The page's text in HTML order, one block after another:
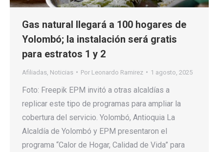
Gas natural llegará a 100 hogares de
Yolombó; la instalación será gratis
para estratos 1 y 2
Afiliadas Noticias Por Leonardo Ramirez 1 agosto, 2025
Foto: Freepik EPM invitó a otras alcaldías a
replicar este tipo de programas para ampliar la
cobertura del servicio. Yolombó, Antioquia La
Alcaldía de Yolombó y EPM presentaron el
programa “Calor de Hogar, Calidad de Vida” para